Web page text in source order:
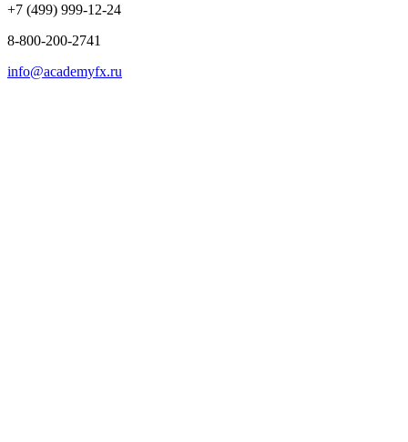
+7 (499) 999-12-24
8-800-200-2741
info@academyfx.ru